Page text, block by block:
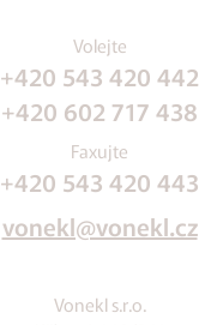
Volejte
+420 543 420 442
+420 602 717 438
Faxujte
+420 543 420 443
vonekl@vonekl.cz
Vonekl s.r.o.